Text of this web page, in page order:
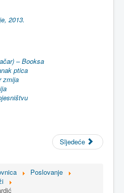
2013.
– Booksa
ptica
zmija
Sljedeće
Poslovanje